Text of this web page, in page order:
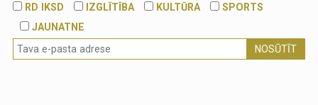
RD IKSD IZGLĪTĪBA KULTŪRA
SPORTS
JAUNATNE
NOSŪTĪT